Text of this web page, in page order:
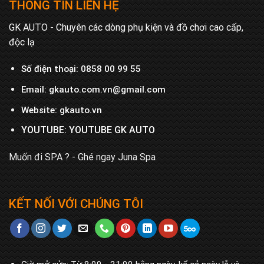
THÔNG TIN LIÊN HỆ
GK AUTO - Chuyên các dòng phụ kiện và đồ chơi cao cấp,
độc lạ
Số điện thoại: 0858 00 99 55
Email:gkauto.com.vn@gmail.com
Website: gkauto.vn
YOUTUBE:YOUTUBE GK AUTO
Muốn đi SPA ? - Ghé ngay Juna Spa
KẾT NỐI VỚI CHÚNG TÔI